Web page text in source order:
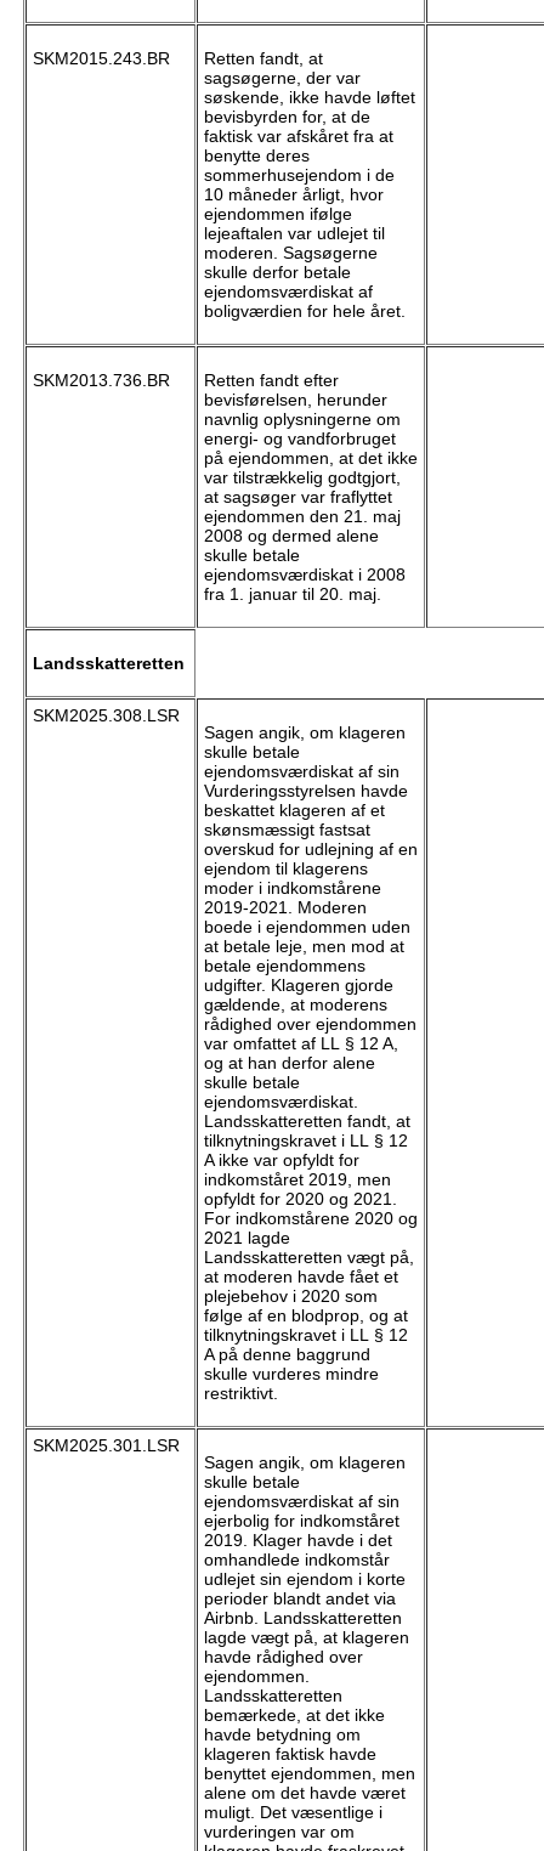
SKM2015.243.BR
Retten fandt, at
sagsøgerne, der var
søskende, ikke havde løftet
bevisbyrden for, at de
faktisk var afskåret fra at
benytte deres
sommerhusejendom i de
10 måneder årligt, hvor
ejendommen ifølge
lejeaftalen var udlejet til
moderen. Sagsøgerne
skulle derfor betale
ejendomsværdiskat af
boligværdien for hele året.
SKM2013.736.BR
Retten fandt efter
bevisførelsen, herunder
navnlig oplysningerne om
energi- og vandforbruget
på ejendommen, at det ikke
var tilstrækkelig godtgjort,
at sagsøger var fraflyttet
ejendommen den 21. maj
2008 og dermed alene
skulle betale
ejendomsværdiskat i 2008
fra 1. januar til 20. maj.
Landsskatteretten
SKM2025.308.LSR
Sagen angik, om klageren
skulle betale
ejendomsværdiskat af sin
Vurderingsstyrelsen havde
beskattet klageren af et
skønsmæssigt fastsat
overskud for udlejning af en
ejendom til klagerens
moder i indkomstårene
2019-2021. Moderen
boede i ejendommen uden
at betale leje, men mod at
betale ejendommens
udgifter. Klageren gjorde
gældende, at moderens
rådighed over ejendommen
var omfattet af LL § 12 A,
og at han derfor alene
skulle betale
ejendomsværdiskat.
Landsskatteretten fandt, at
tilknytningskravet i LL § 12
A ikke var opfyldt for
indkomståret 2019, men
opfyldt for 2020 og 2021.
For indkomstårene 2020 og
2021 lagde
Landsskatteretten vægt på,
at moderen havde fået et
plejebehov i 2020 som
følge af en blodprop, og at
tilknytningskravet i LL § 12
A på denne baggrund
skulle vurderes mindre
restriktivt.
SKM2025.301.LSR
Sagen angik, om klageren
skulle betale
ejendomsværdiskat af sin
ejerbolig for indkomståret
2019. Klager havde i det
omhandlede indkomstår
udlejet sin ejendom i korte
perioder blandt andet via
Airbnb. Landsskatteretten
lagde vægt på, at klageren
havde rådighed over
ejendommen.
Landsskatteretten
bemærkede, at det ikke
havde betydning om
klageren faktisk havde
benyttet ejendommen, men
alene om det havde været
muligt. Det væsentlige i
vurderingen var om